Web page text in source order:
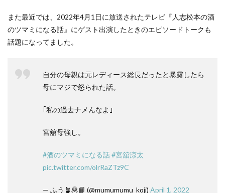
また最近では、2022年4月1日に放送されたテレビ『人志松本の酒
のツマミになる話』にゲスト出演したときのエピソードトークも
話題になってました。
自分の母親は元レディース総長だったと暴露したら
母にマジで怒られた話。
｢私の過去ナメんなよ｣
宮舘母強し。
#酒のツマミになる話#宮舘涼太
pic.twitter.com/olrRaZTz9C
— ふう🪴🦧📙 (@mumumumu_koji) April 1, 2022